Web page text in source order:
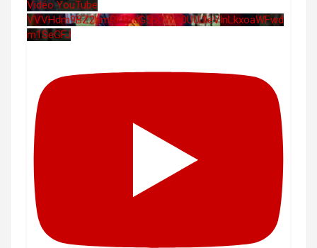
Vidéo YouTube
VVVHdm9BZ2hmRk5UbG5hOWw0UUJleVlnLkxoaWFwd
m1SeGFJ